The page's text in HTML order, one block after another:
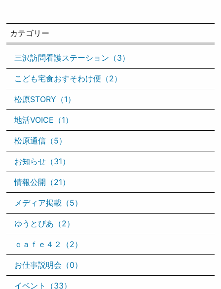
ゲ
ー
シ
ョ
カテゴリー
三沢訪問看護ステーション（3）
こども宅食おすそわけ便（2）
松原STORY（1）
地活VOICE（1）
松原通信（5）
お知らせ（31）
情報公開（21）
メディア掲載（5）
ゆうとぴあ（2）
ｃａｆｅ４２（2）
お仕事説明会（0）
イベント（33）